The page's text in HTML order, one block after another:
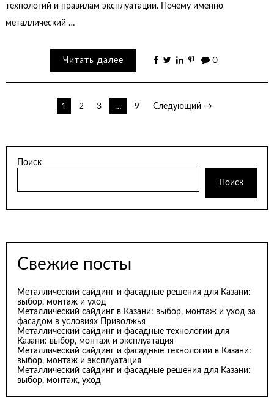
технологий и правилам эксплуатации. Почему именно
металлический …
Читать далее 0
Пагинация
1 2 3 … 9 Следующий →
Поиск
Поиск
Свежие посты
Металлический сайдинг и фасадные решения для Казани:
выбор, монтаж и уход
Металлический сайдинг в Казани: выбор, монтаж и уход за
фасадом в условиях Приволжья
Металлический сайдинг и фасадные технологии для
Казани: выбор, монтаж и эксплуатация
Металлический сайдинг и фасадные технологии в Казани:
выбор, монтаж и эксплуатация
Металлический сайдинг и фасадные решения для Казани:
выбор, монтаж, уход